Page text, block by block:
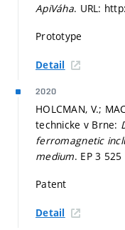
ApiVáha. URL:
Prototype
Detail
2020
HOLCMAN, V.;
technicke v Brne:
ferromagnetic
medium. EP 3
Patent
Detail